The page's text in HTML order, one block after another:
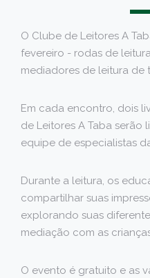
O Clube de Leitores A
fevereiro - rodas de
mediadores de leitura de
Em cada encontro, dois
de Leitores A Taba serão
equipe de especialistas
Durante a leitura, os
compartilhar suas
explorando suas
mediação com as
O evento é gratuito e as